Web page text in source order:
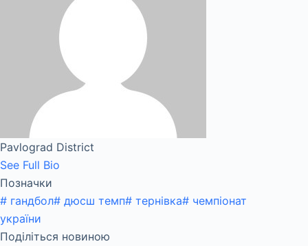
Pavlograd District
See Full Bio
Позначки
# гандбол# дюсш темп# тернівка# чемпіонат
україни
Поділіться новиною